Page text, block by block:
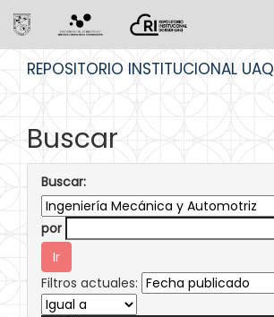
REPOSITORIO INSTITUCIONAL UAQ
Buscar
Buscar:
por
Filtros actuales: